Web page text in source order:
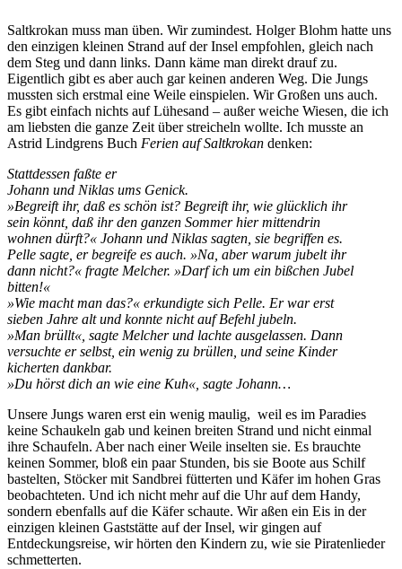
Saltkrokan muss man üben. Wir zumindest. Holger Blohm hatte uns
den einzigen kleinen Strand auf der Insel empfohlen, gleich nach
dem Steg und dann links. Dann käme man direkt drauf zu.
Eigentlich gibt es aber auch gar keinen anderen Weg. Die Jungs
mussten sich erstmal eine Weile einspielen. Wir Großen uns auch.
Es gibt einfach nichts auf Lühesand – außer weiche Wiesen, die ich
am liebsten die ganze Zeit über streicheln wollte. Ich musste an
Astrid Lindgrens Buch Ferien auf Saltkrokan denken:
Stattdessen faßte er
Johann und Niklas ums Genick.
»Begreift ihr, daß es schön ist? Begreift ihr, wie glücklich ihr
sein könnt, daß ihr den ganzen Sommer hier mittendrin
wohnen dürft?« Johann und Niklas sagten, sie begriffen es.
Pelle sagte, er begreife es auch. »Na, aber warum jubelt ihr
dann nicht?« fragte Melcher. »Darf ich um ein bißchen Jubel
bitten!«
»Wie macht man das?« erkundigte sich Pelle. Er war erst
sieben Jahre alt und konnte nicht auf Befehl jubeln.
»Man brüllt«, sagte Melcher und lachte ausgelassen. Dann
versuchte er selbst, ein wenig zu brüllen, und seine Kinder
kicherten dankbar.
»Du hörst dich an wie eine Kuh«, sagte Johann…
Unsere Jungs waren erst ein wenig maulig, weil es im Paradies
keine Schaukeln gab und keinen breiten Strand und nicht einmal
ihre Schaufeln. Aber nach einer Weile inselten sie. Es brauchte
keinen Sommer, bloß ein paar Stunden, bis sie Boote aus Schilf
bastelten, Stöcker mit Sandbrei fütterten und Käfer im hohen Gras
beobachteten. Und ich nicht mehr auf die Uhr auf dem Handy,
sondern ebenfalls auf die Käfer schaute. Wir aßen ein Eis in der
einzigen kleinen Gaststätte auf der Insel, wir gingen auf
Entdeckungsreise, wir hörten den Kindern zu, wie sie Piratenlieder
schmetterten.